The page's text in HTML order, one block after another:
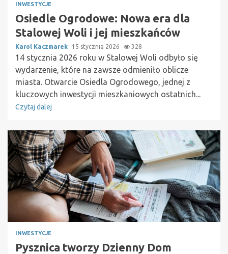
INWESTYCJE
Osiedle Ogrodowe: Nowa era dla
Stalowej Woli i jej mieszkańców
Karol Kaczmarek 15 stycznia 2026 328
14 stycznia 2026 roku w Stalowej Woli odbyło się
wydarzenie, które na zawsze odmieniło oblicze
miasta. Otwarcie Osiedla Ogrodowego, jednej z
kluczowych inwestycji mieszkaniowych ostatnich...
Czytaj dalej
INWESTYCJE
Pysznica tworzy Dzienny Dom